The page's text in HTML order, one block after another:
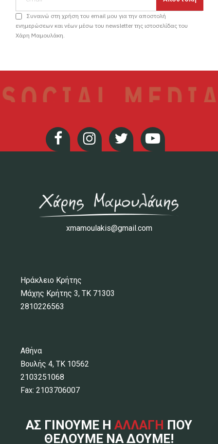
Συναινώ στη χρήση του email μου για την αποστολή
ενημερώσεων και νέων μέσω του newsletter της ιστοσελίδας του
Χάρη Μαμουλάκη.
xmamoulakis@gmail.com
Ηράκλειο Κρήτης
Μάχης Κρήτης 3, ΤΚ 71303
2810226563
Αθήνα
Βουλής 4, ΤΚ 10562
2103251068
Fax: 2103706007
ΑΣ ΓΙΝΟΥΜΕ Η ΑΛΛΑΓΗ ΠΟΥ
ΘΕΛΟΥΜΕ ΝΑ ΔΟΥΜΕ!